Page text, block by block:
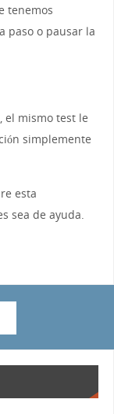
tenemos
paso o pausar la
el mismo test le
simplemente
esta
sea de ayuda.